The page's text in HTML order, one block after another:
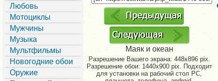
Любовь
Мотоциклы
Мужчины
Музыка
Мультфильмы
Новогодние обои
Оружие
Маяк и океан
Разрешение Вашего экрана: 448x896 pix.
Разрешение обои: 1440x900 pix. Подходит
для установки на рабочий стол PC,